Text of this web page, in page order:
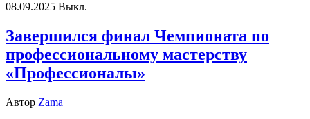
08.09.2025 Выкл.
Завершился финал Чемпионата по
профессиональному мастерству
«Профессионалы»
Автор Zama